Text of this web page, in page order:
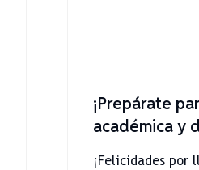
¡Prepárate
académica y
¡Felicidades